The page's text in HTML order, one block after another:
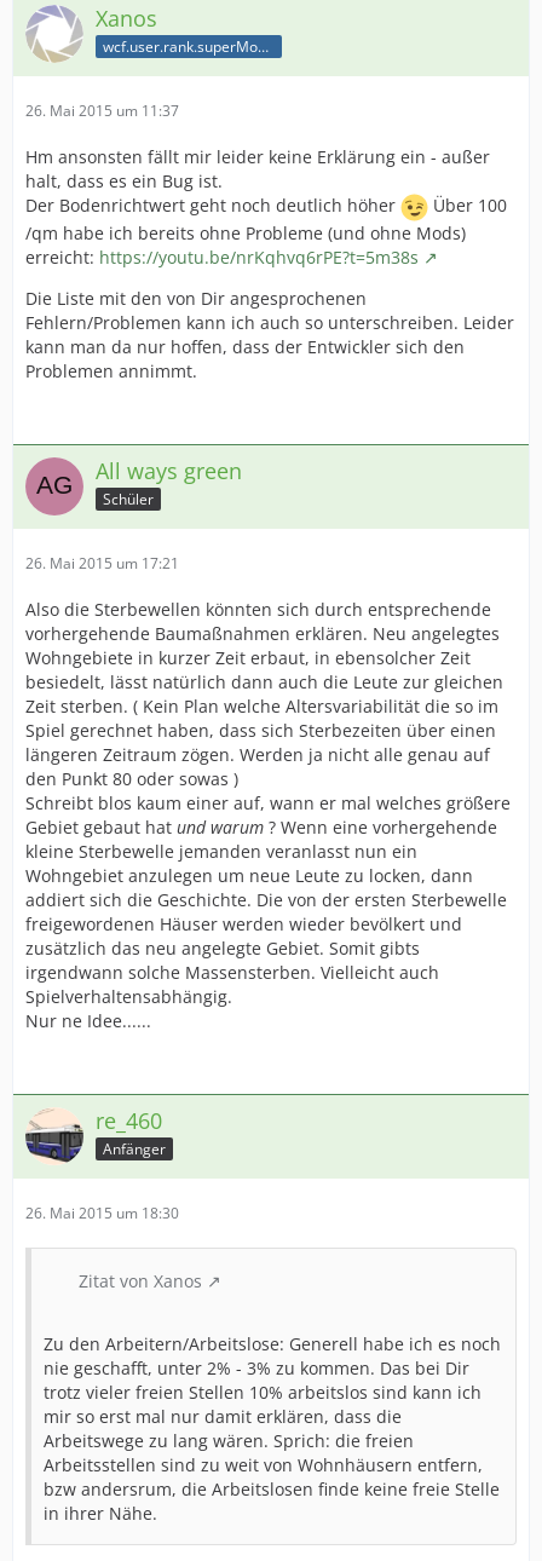
Xanos
wcf.user.rank.superModerator
26. Mai 2015 um 11:37
Hm ansonsten fällt mir leider keine Erklärung ein - außer
halt, dass es ein Bug ist.
Der Bodenrichtwert geht noch deutlich höher
Über 100
/qm habe ich bereits ohne Probleme (und ohne Mods)
erreicht: https://youtu.be/nrKqhvq6rPE?t=5m38s
Die Liste mit den von Dir angesprochenen
Fehlern/Problemen kann ich auch so unterschreiben. Leider
kann man da nur hoffen, dass der Entwickler sich den
Problemen annimmt.
All ways green
Schüler
26. Mai 2015 um 17:21
Also die Sterbewellen könnten sich durch entsprechende
vorhergehende Baumaßnahmen erklären. Neu angelegtes
Wohngebiete in kurzer Zeit erbaut, in ebensolcher Zeit
besiedelt, lässt natürlich dann auch die Leute zur gleichen
Zeit sterben. ( Kein Plan welche Altersvariabilität die so im
Spiel gerechnet haben, dass sich Sterbezeiten über einen
längeren Zeitraum zögen. Werden ja nicht alle genau auf
den Punkt 80 oder sowas )
Schreibt blos kaum einer auf, wann er mal welches größere
Gebiet gebaut hat und warum ? Wenn eine vorhergehende
kleine Sterbewelle jemanden veranlasst nun ein
Wohngebiet anzulegen um neue Leute zu locken, dann
addiert sich die Geschichte. Die von der ersten Sterbewelle
freigewordenen Häuser werden wieder bevölkert und
zusätzlich das neu angelegte Gebiet. Somit gibts
irgendwann solche Massensterben. Vielleicht auch
Spielverhaltensabhängig.
Nur ne Idee......
re_460
Anfänger
26. Mai 2015 um 18:30
Zitat von Xanos
Zu den Arbeitern/Arbeitslose: Generell habe ich es noch
nie geschafft, unter 2% - 3% zu kommen. Das bei Dir
trotz vieler freien Stellen 10% arbeitslos sind kann ich
mir so erst mal nur damit erklären, dass die
Arbeitswege zu lang wären. Sprich: die freien
Arbeitsstellen sind zu weit von Wohnhäusern entfern,
bzw andersrum, die Arbeitslosen finde keine freie Stelle
in ihrer Nähe.